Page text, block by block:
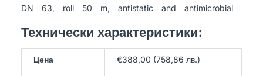
DN 63, roll 50 m, antistatic and antimicrobial
Технически характеристики:
Цена €388,00 (758,86 лв.)